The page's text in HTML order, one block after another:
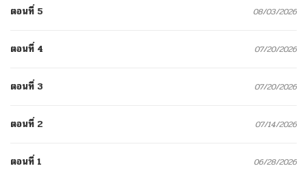
ตอนที่ 5 08/03/2026
ตอนที่ 4 07/20/2026
ตอนที่ 3 07/20/2026
ตอนที่ 2 07/14/2026
ตอนที่ 1 06/28/2026